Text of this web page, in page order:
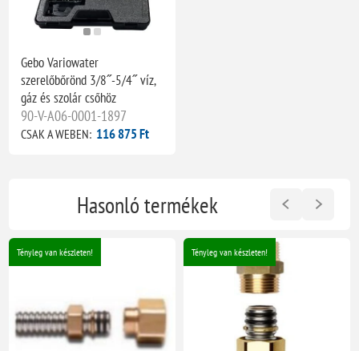
Gebo Variowater
szerelőbőrönd 3/8˝-5/4˝ víz,
gáz és szolár csőhöz
90-V-A06-0001-1897
CSAK A WEBEN: 116 875 Ft
Hasonló termékek
Tényleg van készleten! Tényleg van készleten!